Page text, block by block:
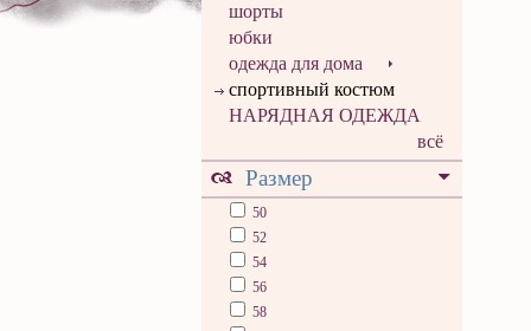
шорты
юбки
одежда для дома
спортивный костюм
НАРЯДНАЯ ОДЕЖДА
всё
Размер
50
52
54
56
58